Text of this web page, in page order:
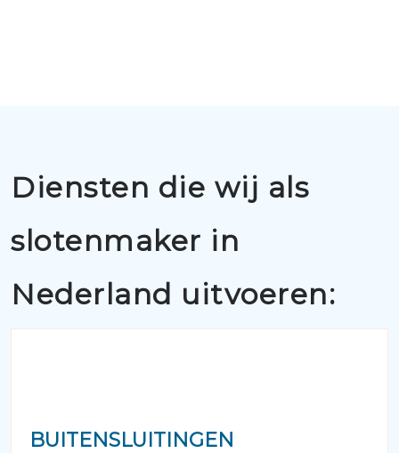
Diensten die wij als
slotenmaker in
Nederland uitvoeren:
BUITENSLUITINGEN